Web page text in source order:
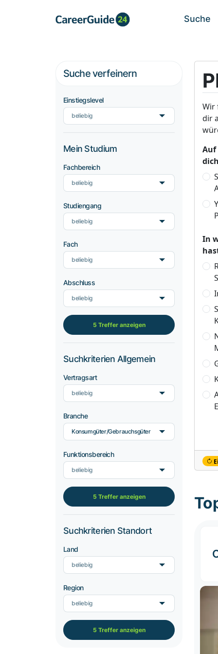
Suche
Suche verfeinern
Einstiegslevel
beliebig
Mein Studium
Fachbereich
beliebig
Studiengang
beliebig
Fach
beliebig
Abschluss
beliebig
5 Treffer anzeigen
Suchkriterien Allgemein
Vertragsart
beliebig
Branche
Konsumgüter/Gebrauchsgüter
Funktionsbereich
beliebig
5 Treffer anzeigen
Suchkriterien Standort
Land
beliebig
Region
beliebig
5 Treffer anzeigen
Wir
dir
Auf
In